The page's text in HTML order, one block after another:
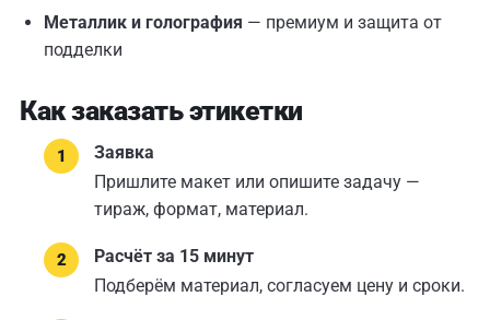
Металлик и голография — премиум и защита от
подделки
Как заказать этикетки
Заявка
Пришлите макет или опишите задачу —
тираж, формат, материал.
Расчёт за 15 минут
Подберём материал, согласуем цену и сроки.